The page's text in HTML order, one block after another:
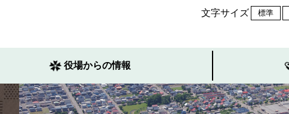
文字サイズ 標準
役場からの情報